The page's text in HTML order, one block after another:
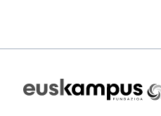
Fundazioa